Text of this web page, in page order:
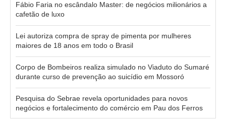
Fábio Faria no escândalo Master: de negócios milionários a
cafetão de luxo
Lei autoriza compra de spray de pimenta por mulheres
maiores de 18 anos em todo o Brasil
Corpo de Bombeiros realiza simulado no Viaduto do Sumaré
durante curso de prevenção ao suicídio em Mossoró
Pesquisa do Sebrae revela oportunidades para novos
negócios e fortalecimento do comércio em Pau dos Ferros